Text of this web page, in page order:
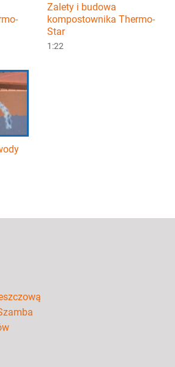
Zalety i budowa
kompostownika Thermo-
Star
1:22